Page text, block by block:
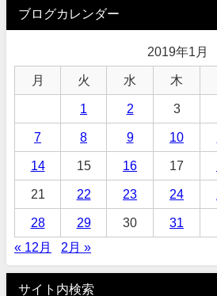
ブログカレンダー
2019年1月
月 火 水 木
1 2 3
7 8 9 10
14 15 16 17
21 22 23 24
28 29 30
31
« 12月
2月 »
サイト内検索